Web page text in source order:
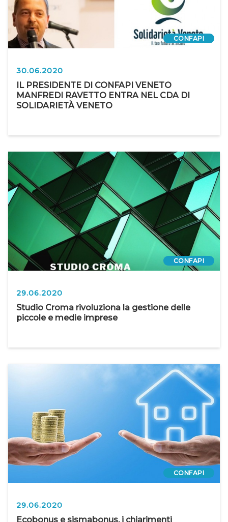
CONFAPI
30.06.2020
IL PRESIDENTE DI CONFAPI VENETO
MANFREDI RAVETTO ENTRA NEL CDA DI
SOLIDARIETÀ VENETO
CONFAPI
29.06.2020
Studio Croma rivoluziona la gestione delle
piccole e medie imprese
CONFAPI
29.06.2020
Ecobonus e sismabonus, i chiarimenti